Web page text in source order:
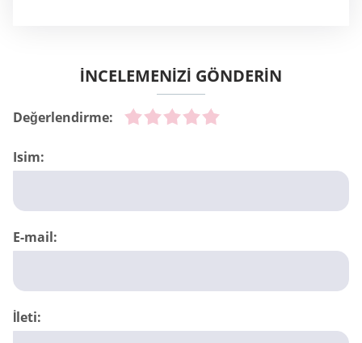
İNCELEMENİZİ GÖNDERİN
Değerlendirme:
Isim:
E-mail:
İleti: